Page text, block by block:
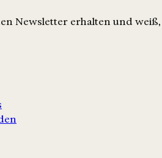
Newsletter erhalten und